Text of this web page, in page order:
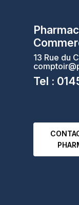
13 Rue du
Tel :